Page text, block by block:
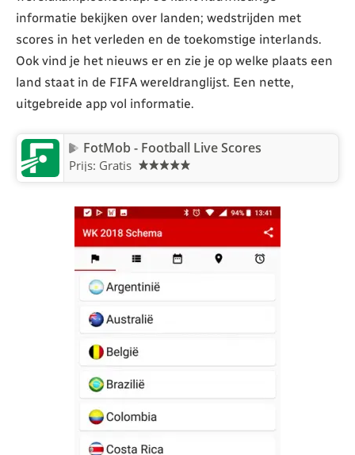
informatie bekijken over landen; wedstrijden met
scores in het verleden en de toekomstige interlands.
Ook vind je het nieuws er en zie je op welke plaats een
land staat in de FIFA wereldranglijst. Een nette,
uitgebreide app vol informatie.
FotMob - Football Live Scores
Prijs: Gratis